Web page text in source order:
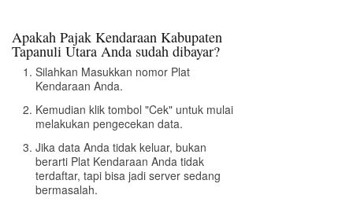
Apakah Pajak Kendaraan Kabupaten
Tapanuli Utara Anda sudah dibayar?
Silahkan Masukkan nomor Plat
Kendaraan Anda.
Kemudian klik tombol "Cek" untuk mulai
melakukan pengecekan data.
Jika data Anda tidak keluar, bukan
berarti Plat Kendaraan Anda tidak
terdaftar, tapi bisa jadi server sedang
bermasalah.